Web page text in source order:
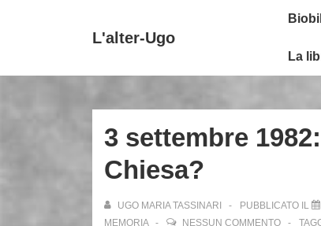
contenuto
L'alter-Ugo
Menu
La
3 settembre
Chiesa?
UGO MARIA TASSINARI PUBBLICATO IL
MEMORIA
NESSUN COMMENTO